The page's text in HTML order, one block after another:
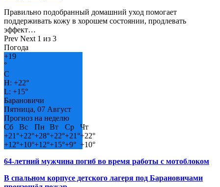
Правильно подобранный домашний уход помогает
поддерживать кожу в хорошем состоянии, продлевать
эффект…
Prev Next 1 из 3
Погода
+19
°
C
H: +22°
L: +15°
Барановичи
Пятница, 07 Август
Прогноз на неделю
Сб
Вс Пн Вт Ср
Чт
+21°+22°+28°+22°+21°+22°
+12°+10°+12°+15°+9° +10°
64-летний мужчина погиб во время работы с мотоблоком
В спальном корпусе детского лагеря под Барановичами